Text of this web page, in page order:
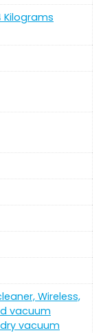
Kilograms
Wireless,
vacuum
vacuum